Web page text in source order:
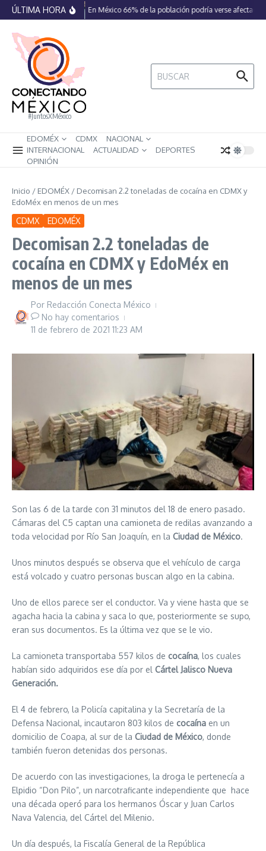
Saltar al contenido
ÚLTIMA HORA En México 66% de la población podría verse afectada
#JuntosXMéxico
Buscar:
EDOMÉX CDMX
NACIONAL
INTERNACIONAL
ACTUALIDAD
DEPORTES
OPINIÓN
Inicio / EDOMÉX / Decomisan 2.2 toneladas de cocaína en CDMX y
EdoMéx en menos de un mes
CDMX EDOMÉX
Decomisan 2.2 toneladas de
cocaína en CDMX y EdoMéx en
menos de un mes
Por Redacción Conecta México
No hay comentarios
11 de febrero de 2021 11:23 AM
Son las 6 de la tarde con 31 minutos del 18 de enero pasado.
Cámaras del C5 captan una camioneta de redilas avanzando a
toda velocidad por Río San Joaquín, en la Ciudad de México.
Unos minutos después se observa que el vehículo de carga
está volcado y cuatro personas buscan algo en la cabina.
Uno de ellos parece ser el conductor. Va y viene hasta que se
agacha hacia la cabina y saca lo que, posteriormente se supo,
eran sus documentos. Es la última vez que se le vio.
La camioneta transportaba 557 kilos de cocaína, los cuales
habían sido adquiridos ese día por el Cártel Jalisco Nueva
Generación.
El 4 de febrero, la Policía capitalina y la Secretaría de la
Defensa Nacional, incautaron 803 kilos de cocaína en un
domicilio de Coapa, al sur de la Ciudad de México, donde
también fueron detenidas dos personas.
De acuerdo con las investigaciones, la droga le pertenecía a
Elpidio “Don Pilo”, un narcotraficante independiente que hace
una década operó para los hermanos Óscar y Juan Carlos
Nava Valencia, del Cártel del Milenio.
Un día después, la Fiscalía General de la República